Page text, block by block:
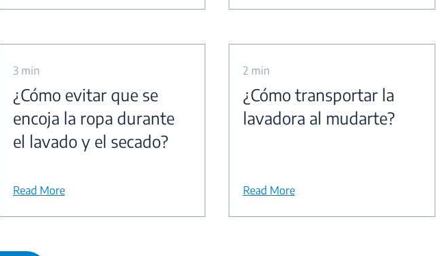
3 min
¿Cómo evitar que se
encoja la ropa durante
el lavado y el secado?
Read More
2 min
¿Cómo transportar la
lavadora al mudarte?
Read More